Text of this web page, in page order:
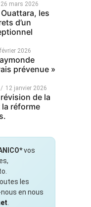
26 mars 2026
les
d’un
2026
prévenue »
12 janvier 2026
de la
réforme
vos
les
en nous